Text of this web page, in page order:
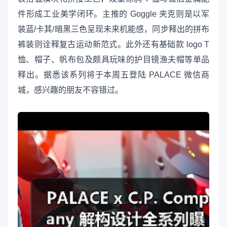
件形成工业美学闭环。主推的 Goggle 夹克则是以军
装蓝/卡其/暗黑三色呈现未来机能感，同步释出的拼布
裤装则诠释复古运动新范式。此外还有基础款 logo T
恤、帽子、帆布包及颇具玩味的护目镜渔夫帽等单品
释出。据悉该系列将于本周五登陆 PALACE 微信商
城，感兴趣的朋友不容错过。